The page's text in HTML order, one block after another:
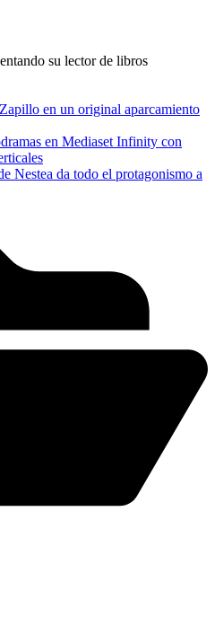
su lector de libros
en un original aparcamiento
en Mediaset Infinity con
Nestea da todo el protagonismo a